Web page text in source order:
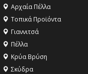
Αρχαία Πέλλα
Τοπικά Προϊόντα
Γιαννιτσά
Πέλλα
Κρύα Βρύση
Σκύδρα